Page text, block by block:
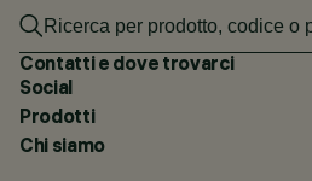
Contatti e dove trovarci
Social
Prodotti
Chi siamo